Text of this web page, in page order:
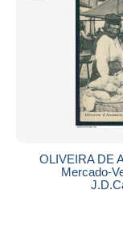
OLIVEIRA DE
Mercado-